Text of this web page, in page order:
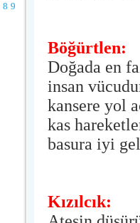
8 9
Böğürtlen:
Doğada en
insan
kansere yol
kas
basura iyi
Kızılcık: